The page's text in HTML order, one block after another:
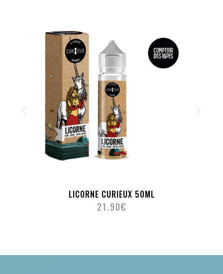
LICORNE CURIEUX 50ML
21.90€